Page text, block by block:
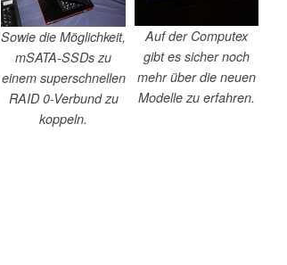
Sowie die Möglichkeit,
mSATA-SSDs zu
einem superschnellen
RAID 0-Verbund zu
koppeln.
Auf der Computex
gibt es sicher noch
mehr über die neuen
Modelle zu erfahren.